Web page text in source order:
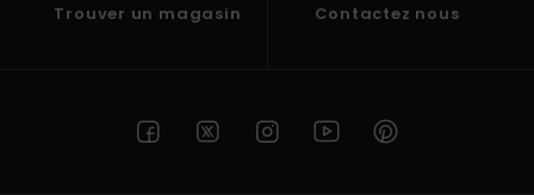
Trouver un magasin Contactez nous